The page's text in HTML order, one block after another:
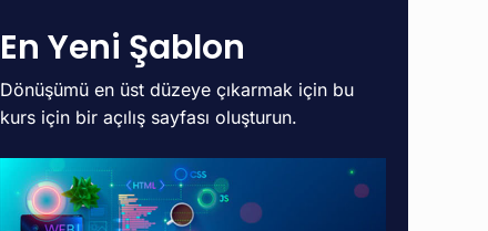
En Yeni Şablon
Dönüşümü en üst düzeye çıkarmak için bu
kurs için bir açılış sayfası oluşturun.